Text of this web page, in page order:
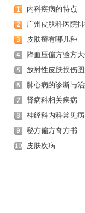
内科疾病的特点
广州皮肤科医院
皮肤癣有哪几种
降血压偏方验方
放射性皮肤损伤
肺心病的诊断与
肾病科相关疾病
神经科内科常见病
秘方偏方奇方书
皮肤疾病